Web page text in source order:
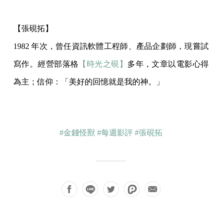
【張硯拓】
1982 年次，曾任資訊軟體工程師、產品企劃師，現嘗試
寫作。經營部落格 【時光之硯】 多年，文章以電影心得
為主；信仰：「美好的回憶就是我的神。」
#金錢怪獸 #每週影評 #張硯拓